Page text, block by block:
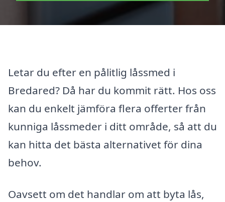
Letar du efter en pålitlig låssmed i
Bredared? Då har du kommit rätt. Hos oss
kan du enkelt jämföra flera offerter från
kunniga låssmeder i ditt område, så att du
kan hitta det bästa alternativet för dina
behov.
Oavsett om det handlar om att byta lås,